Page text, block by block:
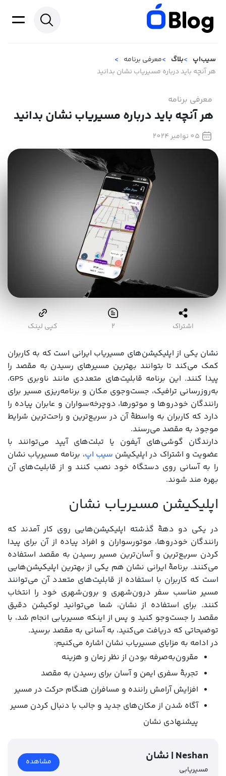
سیب‌اپ بلاگ
معرفی برنامه
هر آنچه باید درباره مسیریاب نشان بدانید
معرفی برنامه
هر آنچه باید درباره مسیریاب نشان بدانید
05 نوامبر 2024
اشتراک 2 کپی لینک
نشان یکی از اپلیکیشن‌های مسیریاب ایرانی است که به کاربران
کمک می‌کند تا بتوانند بهترین مسیرهای رسیدن به مقصد را
پیدا کنند. این برنامه قابلیت‌های متعددی مانند ناوبری GPS،
به‌روزرسانی ترافیک، جست‌وجوی مکان و برنامه‌ریزی مسیر برای
رانندگان خودروها و موتورها، دوچرخه‌سواران و عابران پیاده را
دارد که کاربران به واسطۀ آن در سریع‌ترین و راحت‌ترین شرایط
موجود به مقصد می‌رسند.
دارندگان گوشی‌های آیفون یا تبلت‌های آیپد می‌توانند با
عضویت و اشتراک در اپلیکیشن سیب اپ، برنامه مسیریاب نشان
را به آسانی روی دستگاه خود نصب کنند و از قابلیت‌های آن
بهره مند شوند.
اپلیکیشن مسیریاب نشان
در یکی دو دهۀ گذشته اپلیکیشن‌هایی روی کار آمدند که
رانندگان خودروها، موتورسواران و افراد پیاده از آن برای پیدا
کردن سریع‌ترین و آسان‌ترین مسیر رسیدن به مقصد استفاده
می‌کنند. برنامۀ ایرانی نشان هم یکی از بهترین اپلیکیشن‌هایی
است که کاربران با استفاده از قابلیت‌های متعدد آن می‌توانند
مسیر مناسب سفر درون‌شهری و برون‌شهری خود را انتخاب
کنند. برای استفاده از نشان، شما می‌توانید لوکیشن دقیق
مقصد را جست‌وجو کنید و پس از اینکه مسیریابی انجام شد، با
توضیحاتی که دریافت می‌کنید، به آسانی به مقصد برسید.
در ادامه به مزایای مسیریاب نشان اشاره می‌کنیم:
مقرون‌به‌صرفه بودن از نظر زمان و هزینه
تجربۀ سفری ایمن و آسان برای رسیدن به مقصد
افزایش آرامش راننده و مسافران هنگام حرکت در مسیر
آگاه شدن از مکان‌های جدید و جالب با دنبال کردن مسیر
پیشنهادی نشان
نشان | Neshan
مسیریابی
مشاهده